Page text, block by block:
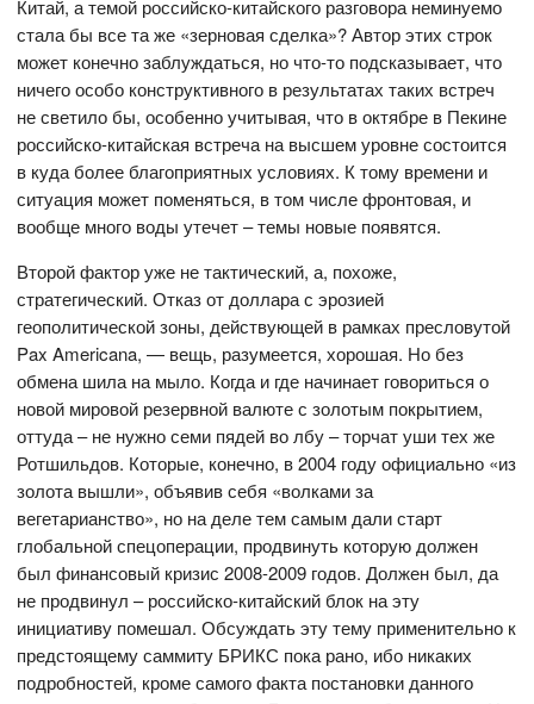
Китай, а темой российско-китайского разговора неминуемо
стала бы все та же «зерновая сделка»? Автор этих строк
может конечно заблуждаться, но что-то подсказывает, что
ничего особо конструктивного в результатах таких встреч
не светило бы, особенно учитывая, что в октябре в Пекине
российско-китайская встреча на высшем уровне состоится
в куда более благоприятных условиях. К тому времени и
ситуация может поменяться, в том числе фронтовая, и
вообще много воды утечет – темы новые появятся.
Второй фактор уже не тактический, а, похоже,
стратегический. Отказ от доллара с эрозией
геополитической зоны, действующей в рамках пресловутой
Pax Americana, — вещь, разумеется, хорошая. Но без
обмена шила на мыло. Когда и где начинает говориться о
новой мировой резервной валюте с золотым покрытием,
оттуда – не нужно семи пядей во лбу – торчат уши тех же
Ротшильдов. Которые, конечно, в 2004 году официально «из
золота вышли», объявив себя «волками за
вегетарианство», но на деле тем самым дали старт
глобальной спецоперации, продвинуть которую должен
был финансовый кризис 2008-2009 годов. Должен был, да
не продвинул – российско-китайский блок на эту
инициативу помешал. Обсуждать эту тему применительно к
предстоящему саммиту БРИКС пока рано, ибо никаких
подробностей, кроме самого факта постановки данного